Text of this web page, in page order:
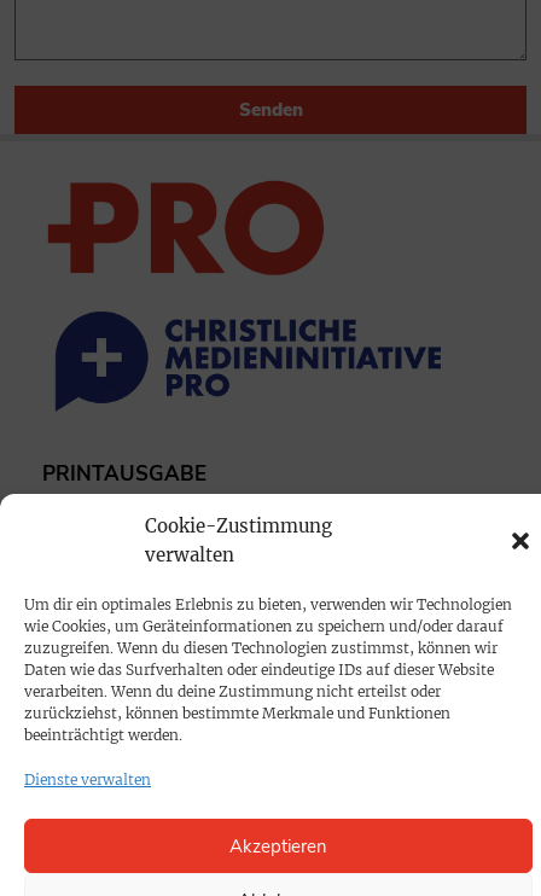
Cookie-Zustimmung
verwalten
Um dir ein optimales Erlebnis zu bieten, verwenden wir Technologien
wie Cookies, um Geräteinformationen zu speichern und/oder darauf
zuzugreifen. Wenn du diesen Technologien zustimmst, können wir
Daten wie das Surfverhalten oder eindeutige IDs auf dieser Website
verarbeiten. Wenn du deine Zustimmung nicht erteilst oder
zurückziehst, können bestimmte Merkmale und Funktionen
beeinträchtigt werden.
Dienste verwalten
Akzeptieren
Senden
PRINTAUSGABE
Mediadaten
Impressum
SPENDEN
Datenschutz
KONTAKT